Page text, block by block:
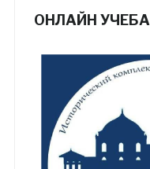
ОНЛАЙН УЧЕБА